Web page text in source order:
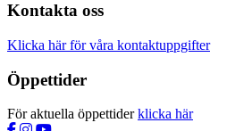
Kontakta oss
Klicka här för våra kontaktuppgifter
Öppettider
För aktuella öppettiderklicka här